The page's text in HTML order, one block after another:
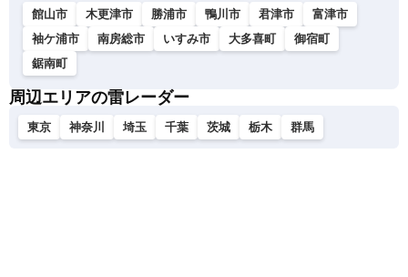
館山市 木更津市 勝浦市 鴨川市 君津市
富津市
袖ケ浦市
南房総市 いすみ市 大多喜町
御宿町
鋸南町
周辺エリアの雷レーダー
東京 神奈川 埼玉 千葉 茨城 栃木 群馬